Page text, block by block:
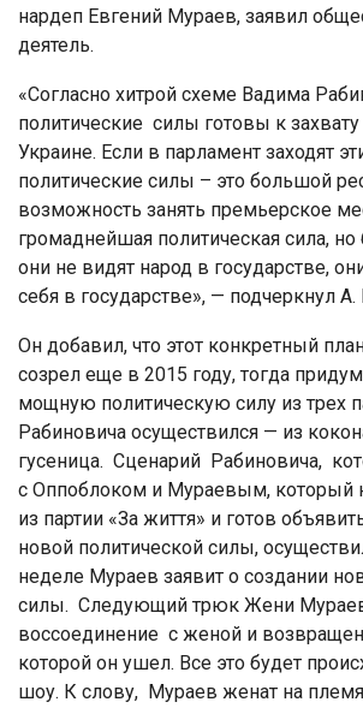
нардеп Евгений Мураев, заявил
деятель.
«Согласно хитрой схеме Вадима
политические силы готовы к захвату
Украине. Если в парламент заходят
политические силы – это большой
возможность занять премьерское
громаднейшая политическая сила, но
они не видят народ в государстве,
себя в государстве», — подчеркнул
Он добавил, что этот конкретный
созрел еще в 2015 году, тогда
мощную политическую силу из трех
Рабиновича осуществился — из
гусеница. Сценарий Рабиновича,
с Оппоблоком и Мураевым,
из партии «За життя» и готов
новой политической силы,
неделе Мураев заявит о создании
силы. Следующий трюк Жени
воссоединение с женой и
которой он ушел. Все это будет
шоу. К слову, Мураев женат на